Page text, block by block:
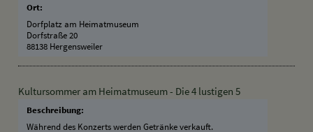
Ort:
Dorfplatz am Heimatmuseum
Dorfstraße 20
88138 Hergensweiler
Kultursommer am Heimatmuseum - Die 4 lustigen 5
Beschreibung:
Während des Konzerts werden Getränke verkauft.